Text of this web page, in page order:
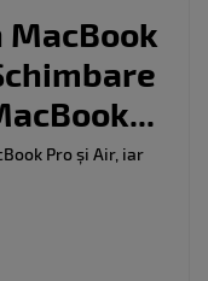
Pro și Air, iar